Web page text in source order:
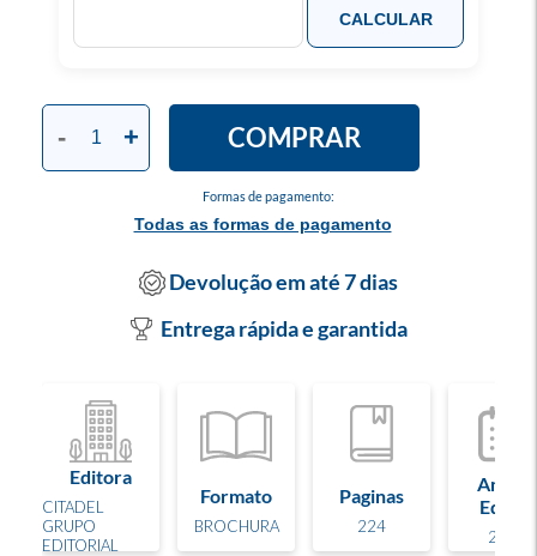
Formas de pagamento:
Todas as formas de pagamento
- + COMPRAR
CALCULAR
Devolução em até 7 dias
Entrega rápida e garantida
Editora
CITADEL
GRUPO
EDITORIAL
Formato
BROCHURA
Paginas
224
Ano de
Edição
2026